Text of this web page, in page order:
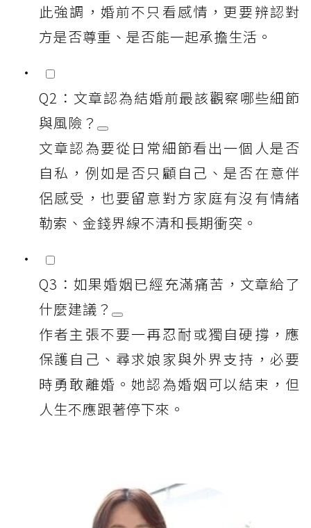
此強調，婚前不只看感情，更要辨認對
方是否尊重、是否能一起承擔生活。
Q2：文章認為結婚前最該觀察哪些細節
與風險？
文章認為要從日常細節看出一個人是否
自私，例如是否只顧自己、是否在意伴
侶感受，也要留意對方家庭有沒有情緒
勒索、金錢界線不清和長期衝突。
Q3：如果婚姻已經充滿痛苦，文章給了
什麼建議？
作者主張不要一再忍耐或獨自硬撐，應
保護自己、尋求娘家與外界支持，必要
時勇敢離婚。她認為婚姻可以結束，但
人生不應跟著停下來。